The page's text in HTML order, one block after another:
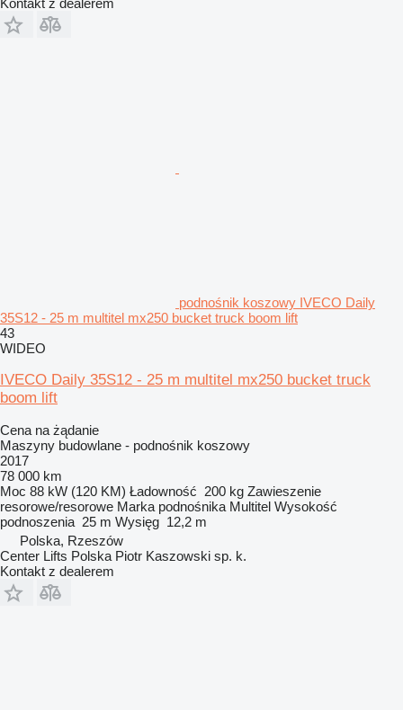
podnośnik koszowy IVECO Daily
35S12 - 25 m multitel mx250 bucket truck boom lift
43
WIDEO
IVECO Daily 35S12 - 25 m multitel mx250 bucket truck
boom lift
Cena na żądanie
Maszyny budowlane - podnośnik koszowy
2017
78 000 km
Moc 88 kW (120 KM) Ładowność 200 kg Zawieszenie
resorowe/resorowe Marka podnośnika Multitel Wysokość
podnoszenia 25 m Wysięg 12,2 m
Polska, Rzeszów
Center Lifts Polska Piotr Kaszowski sp. k.
Kontakt z dealerem